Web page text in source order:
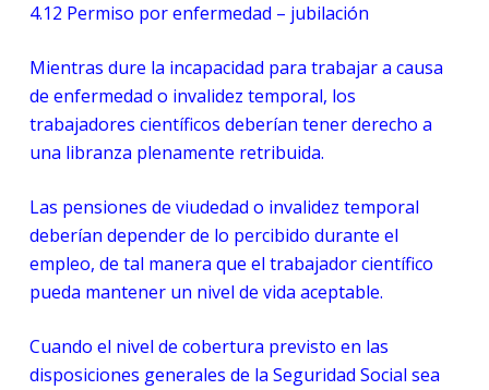
4.12 Permiso por enfermedad – jubilación
Mientras dure la incapacidad para trabajar a causa
de enfermedad o invalidez temporal, los
trabajadores científicos deberían tener derecho a
una libranza plenamente retribuida.
Las pensiones de viudedad o invalidez temporal
deberían depender de lo percibido durante el
empleo, de tal manera que el trabajador científico
pueda mantener un nivel de vida aceptable.
Cuando el nivel de cobertura previsto en las
disposiciones generales de la Seguridad Social sea